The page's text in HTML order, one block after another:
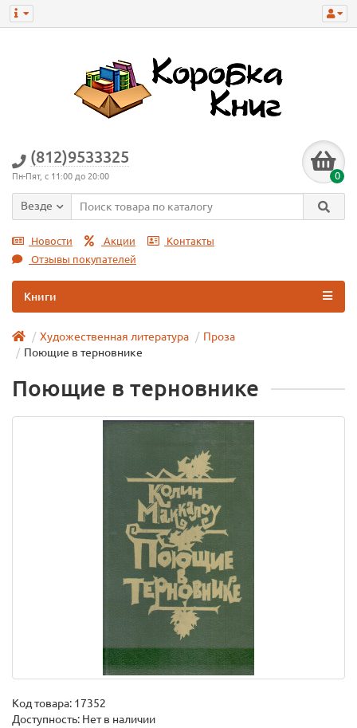
(812)9533325
Пн-Пят, с 11:00 до 20:00 0
Везде
Новости Акции
Контакты
Отзывы покупателей
Книги
Художественная литература
Проза
Поющие в терновнике
Поющие в терновнике
Код товара: 17352
Доступность: Нет в наличии